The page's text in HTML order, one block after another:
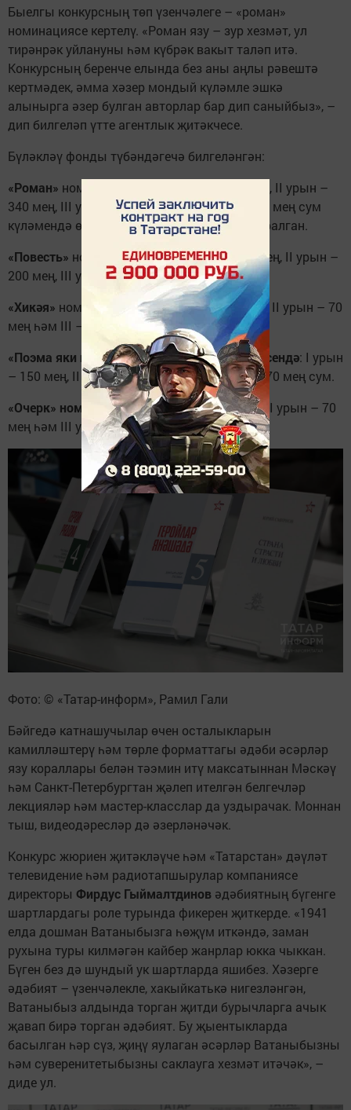
Быелгы конкурсның төп үзенчәлеге – «роман»
номинациясе кертелү. «Роман язу – зур хезмәт, ул
тирәнрәк уйлануны һәм күбрәк вакыт таләп итә.
Конкурсның беренче елында без аны аңлы рәвештә
кертмәдек, әмма хәзер мондый күләмле эшкә
алынырга әзер булган авторлар бар дип саныйбыз», –
дип билгеләп үтте агентлык җитәкчесе.
Бүләкләү фонды түбәндәгечә билгеләнгән:
«Роман» номинациясендә: I урын – 500 мең, II урын –
340 мең, III урын – 300 мең сум, шулай ук 58 мең сум
күләмендә өч кызыксындыру премиясе каралган.
«Повесть» номинациясендә: I урын – 300 мең, II урын –
200 мең, III урын – 150 мең сум.
«Хикәя» номинациясендә: I урын – 120 мең, II урын – 70
мең һәм III – 55 мең сум.
«Поэма яки шигырьләр циклы» номинациясендә: I урын
– 150 мең, II урын – 100 мең һәм III урын – 70 мең сум.
«Очерк» номинациясендә: I урын - 120 мең, II урын – 70
мең һәм III урын – 55 мең сум.
Фото: © «Татар-информ», Рамил Гали
Бәйгедә катнашучылар өчен осталыкларын
камилләштерү һәм төрле форматтагы әдәби әсәрләр
язу кораллары белән тәэмин итү максатыннан Мәскәү
һәм Санкт-Петербургтан җәлеп ителгән белгечләр
лекцияләр һәм мастер-класслар да уздырачак. Моннан
тыш, видеодәресләр дә әзерләнәчәк.
Конкурс жюриен җитәкләүче һәм «Татарстан» дәүләт
телевидение һәм радиотапшырулар компаниясе
директоры Фирдус Гыймалтдинов әдәбиятның бүгенге
шартлардагы роле турында фикерен җиткерде. «1941
елда дошман Ватаныбызга һөҗүм иткәндә, заман
рухына туры килмәгән кайбер жанрлар юкка чыккан.
Бүген без дә шундый ук шартларда яшибез. Хәзерге
әдәбият – үзенчәлекле, хакыйкатькә нигезләнгән,
Ватаныбыз алдында торган җитди бурычларга ачык
җавап бирә торган әдәбият. Бу җыентыкларда
басылган һәр сүз, җиңү яулаган әсәрләр Ватаныбызны
һәм суверенитетыбызны саклауга хезмәт итәчәк», –
диде ул.